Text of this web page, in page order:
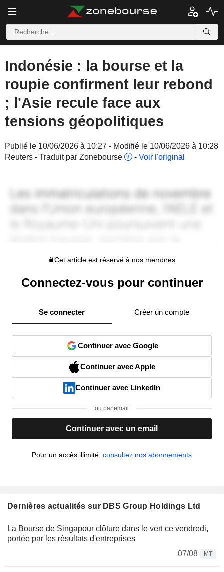
Indonésie : la bourse et la
roupie confirment leur rebond
; l'Asie recule face aux
tensions géopolitiques
Publié le 10/06/2026 à 10:27 - Modifié le 10/06/2026 à 10:28
Reuters - Traduit par Zonebourse
- Voir l'original
Cet article est réservé à nos membres
Connectez-vous pour continuer
Se connecter Créer un compte
Continuer avec Google
Continuer avec Apple
Continuer avec LinkedIn
ou par email
Continuer avec un email
Pour un accès illimité, consultez nos abonnements
Dernières actualités sur DBS Group Holdings Ltd
La Bourse de Singapour clôture dans le vert ce vendredi,
portée par les résultats d'entreprises
07/08
MT